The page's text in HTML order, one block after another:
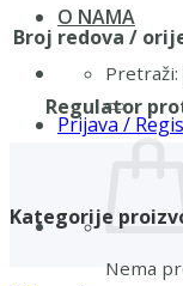
O NAMA
Pretraži:
Prijava /
Nema
Broj redova /
Regulator
Kategorije